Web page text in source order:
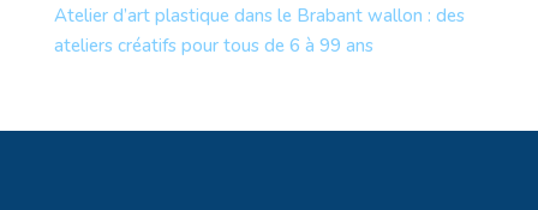
Atelier d’art plastique dans le Brabant wallon : des
ateliers créatifs pour tous de 6 à 99 ans